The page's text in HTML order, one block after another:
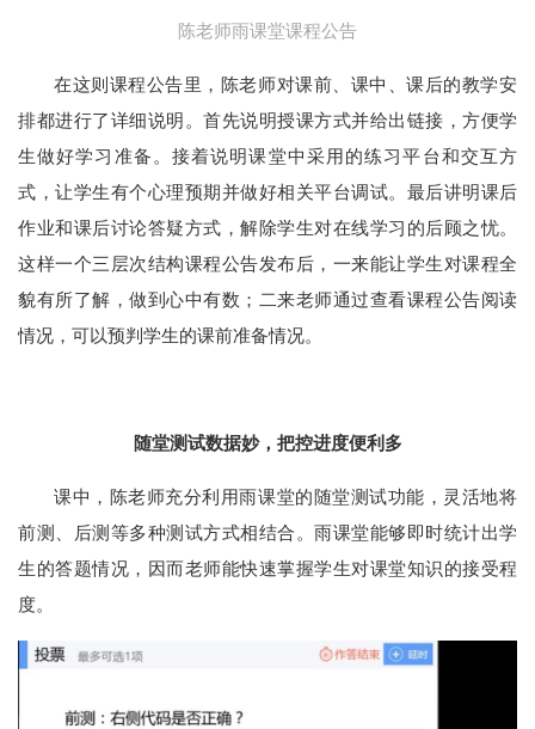
陈老师雨课堂课程公告
在这则课程公告里，陈老师对课前、课中、课后的教学安
排都进行了详细说明。首先说明授课方式并给出链接，方便学
生做好学习准备。接着说明课堂中采用的练习平台和交互方
式，让学生有个心理预期并做好相关平台调试。最后讲明课后
作业和课后讨论答疑方式，解除学生对在线学习的后顾之忧。
这样一个三层次结构课程公告发布后，一来能让学生对课程全
貌有所了解，做到心中有数；二来老师通过查看课程公告阅读
情况，可以预判学生的课前准备情况。
随堂测试数据妙，把控进度便利多
课中，陈老师充分利用雨课堂的随堂测试功能，灵活地将
前测、后测等多种测试方式相结合。雨课堂能够即时统计出学
生的答题情况，因而老师能快速掌握学生对课堂知识的接受程
度。